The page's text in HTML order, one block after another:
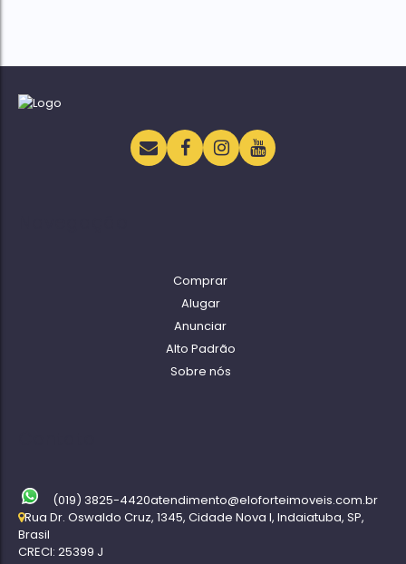
Comprar
Alugar
Anunciar
Alto Padrão
Sobre nós
(019) 3825-4420atendimento@eloforteimoveis.com.br
Rua Dr. Oswaldo Cruz, 1345, Cidade Nova I, Indaiatuba, SP,
Brasil
CRECI: 25399 J